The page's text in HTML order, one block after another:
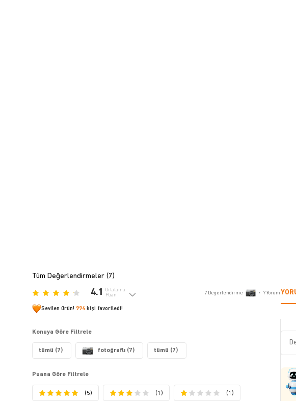
Tüm Değerlendirmeler (7)
4.1
Ortalama
Puan
7Değerlendirme • 7Yorum
Sevilen ürün! 994 kişi favoriledi!
Konuya Göre Filtrele
tümü (7) fotoğraflı (7) tümü (7)
Puana Göre Filtrele
(5) (1) (1)